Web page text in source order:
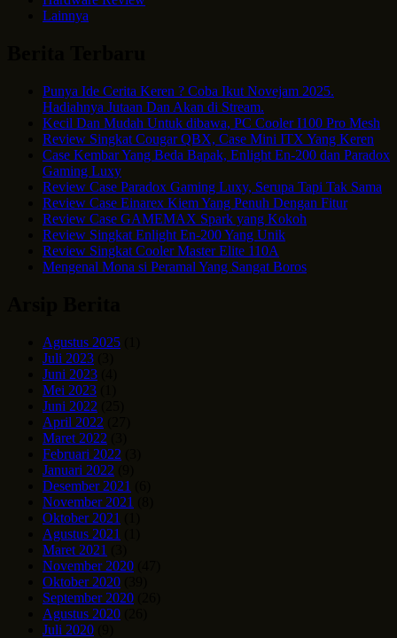
Lainnya
Punya Ide Cerita Keren ? Coba Ikut Novejam 2025.
Hadiahnya Jutaan Dan Akan di Stream.
Kecil Dan Mudah Untuk dibawa, PC Cooler I100 Pro Mesh
Review Singkat Cougar QBX, Case Mini ITX Yang Keren
Case Kembar Yang Beda Bapak, Enlight En-200 dan Paradox
Gaming Luxy
Review Case Paradox Gaming Luxy, Serupa Tapi Tak Sama
Review Case Einarex Kiem Yang Penuh Dengan Fitur
Review Case GAMEMAX Spark yang Kokoh
Review Singkat Enlight En-200 Yang Unik
Review Singkat Cooler Master Elite 110A
Mengenal Mona si Peramal Yang Sangat Boros
Agustus 2025
Juli 2023
Juni 2023
Mei 2023
Juni 2022
April 2022
Maret 2022
Februari 2022
Januari 2022
Desember 2021
November 2021
Oktober 2021
Agustus 2021
Maret 2021
November 2020
Oktober 2020
September 2020
Agustus 2020
Juli 2020